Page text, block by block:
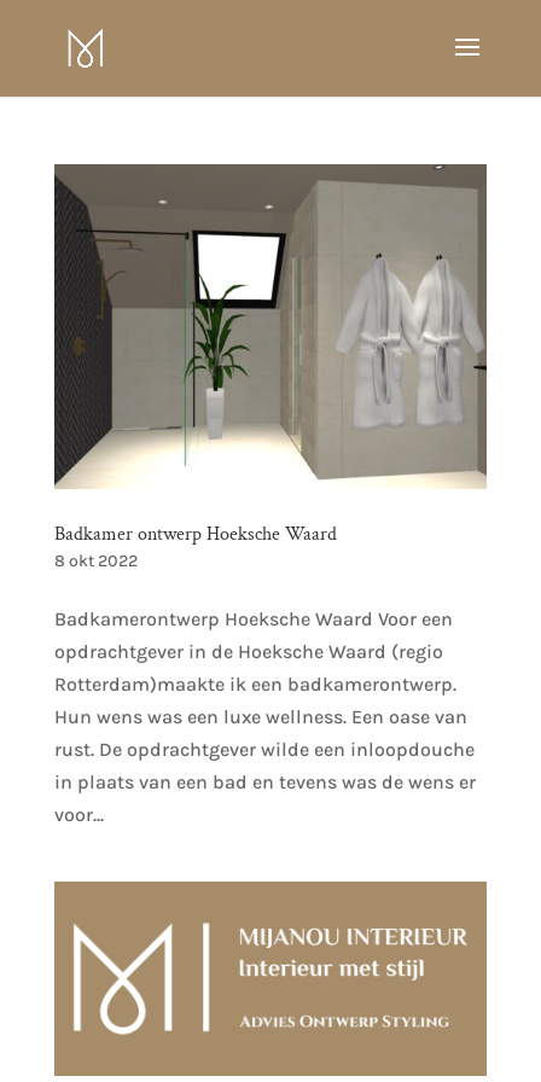
Badkamer ontwerp Hoeksche Waard
8 okt 2022
Badkamerontwerp Hoeksche Waard Voor een
opdrachtgever in de Hoeksche Waard (regio
Rotterdam)maakte ik een badkamerontwerp.
Hun wens was een luxe wellness. Een oase van
rust. De opdrachtgever wilde een inloopdouche
in plaats van een bad en tevens was de wens er
voor...